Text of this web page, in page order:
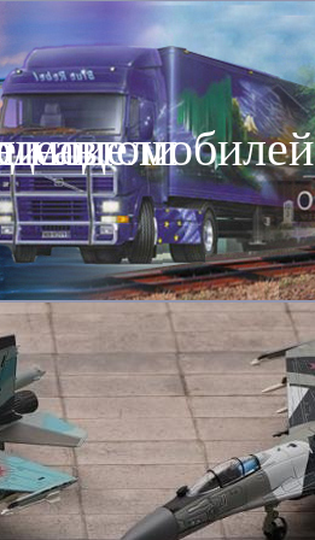
автомобилей
модели